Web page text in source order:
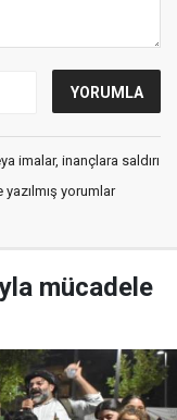
imalar, inançlara saldırı
yorumlar
mücadele